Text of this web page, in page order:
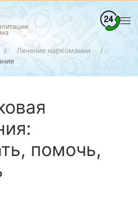
Лечение наркомании
помочь,